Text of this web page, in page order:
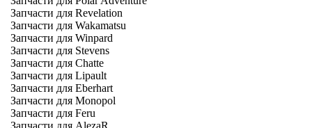
Запчасти для Revelation
Запчасти для Wakamatsu
Запчасти для Winpard
Запчасти для Stevens
Запчасти для Chatte
Запчасти для Lipault
Запчасти для Eberhart
Запчасти для Monopol
Запчасти для Feru
Запчасти для AlezaR